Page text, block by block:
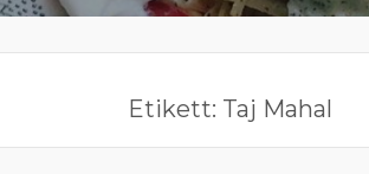
Etikett: Taj Mahal